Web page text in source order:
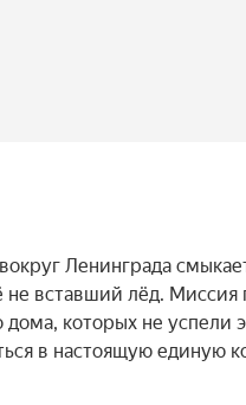
Ленинграда
вставший лёд. Миссия
которых не успели
в настоящую единую